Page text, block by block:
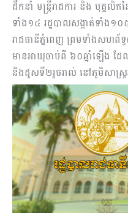
ដឹកនាំ មន្ត្រីរាជការ និង បុគ្គលិក
ទាំង១៤ រដ្ឋបាលសង្កាត់ទាំង១០
រាជធានីភ្នំពេញ ព្រមទាំងសហព័ទ្
មានអាយុចាប់ពី ៦០ឆ្នាំឡើង ដ
និងដូសទី២រួចរាល់ នៅភូមិសាស្ត្រ